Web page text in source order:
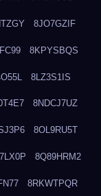
8JO7GZIF
8KPYSBQS
8LZ3S1IS
8NDCJ7UZ
8OL9RU5T
8Q89HRM2
8RKWTPQR